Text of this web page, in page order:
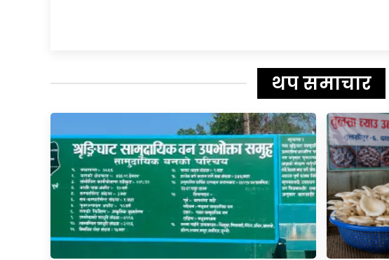
थप समाचार